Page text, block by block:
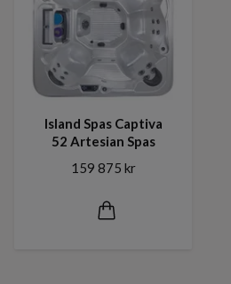
Island Spas Captiva
52 Artesian Spas
159 875 kr